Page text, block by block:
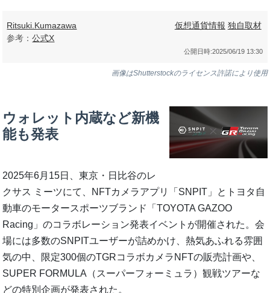
Ritsuki.Kumazawa
参考：公式X
仮想通貨情報 独自取材
公開日時:2025/06/19 13:30
画像はShutterstockのライセンス許諾により使用
ウォレット内蔵など新機
能も発表
2025年6月15日、東京・日比谷のレ
クサス ミーツにて、NFTカメラアプリ「SNPIT」とトヨタ自
動車のモータースポーツブランド「TOYOTA GAZOO
Racing」のコラボレーション発表イベントが開催された。会
場には多数のSNPITユーザーが詰めかけ、熱気あふれる雰囲
気の中、限定300個のTGRコラボカメラNFTの販売計画や、
SUPER FORMULA（スーパーフォーミュラ）観戦ツアーな
どの特別企画が発表された。